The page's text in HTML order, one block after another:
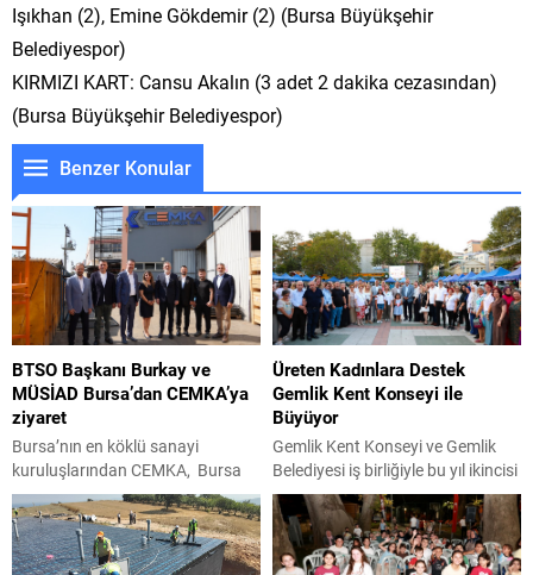
Işıkhan (2), Emine Gökdemir (2) (Bursa Büyükşehir
Belediyespor)
KIRMIZI KART: Cansu Akalın (3 adet 2 dakika cezasından)
(Bursa Büyükşehir Belediyespor)
Benzer Konular
BTSO Başkanı Burkay ve
MÜSİAD Bursa’dan CEMKA’ya
ziyaret
Bursa’nın en köklü sanayi
kuruluşlarından CEMKA, Bursa
Ticaret ve Sanayi Odası (BTSO)
Başkanı İbrahim Burkay, MÜSİAD
Bursa Şube Başkanı Alparslan
Şenocak ve beraberindeki
Üreten Kadınlara Destek
Gemlik Kent Konseyi ile
Büyüyor
Gemlik Kent Konseyi ve Gemlik
Belediyesi iş birliğiyle bu yıl ikincisi
düzenlenen Kadın Emeği Festivali,
yeni iş birlikleriyle büyümeye
devam ediyor. Festivalin bu yılki
yeni durağı, Orhangazi Belediyesi